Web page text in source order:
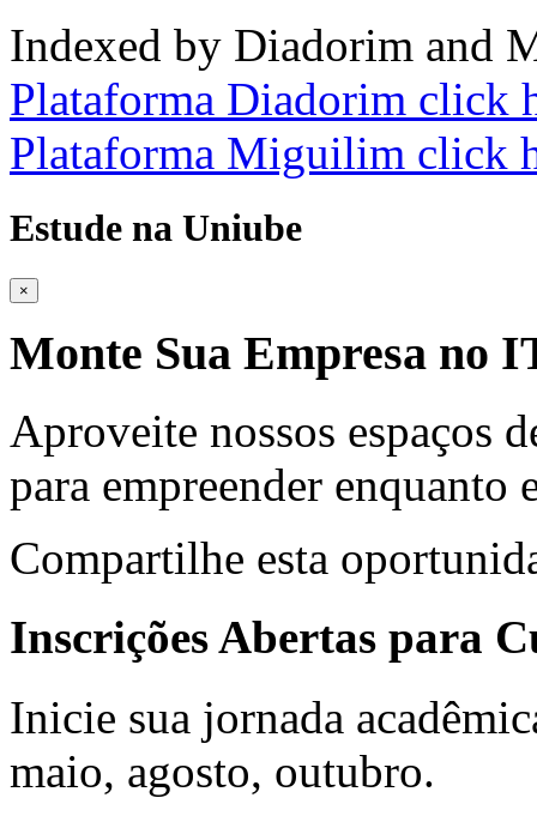
Indexed by Diadorim and
Plataforma Diadorim click
Plataforma Miguilim click
Estude na Uniube
×
Monte Sua Empresa no
Aproveite nossos espaços
para empreender enquanto
Compartilhe esta
Inscrições Abertas para
Inicie sua jornada
maio, agosto, outubro.